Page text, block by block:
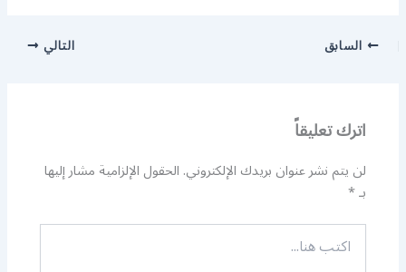
السابق التالي
اترك تعليقاً
لن يتم نشر عنوان بريدك الإلكتروني.الحقول الإلزامية مشار إليها
بـ*
اكتب
هنا...